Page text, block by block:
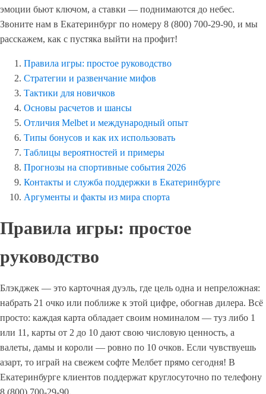
эмоции бьют ключом, а ставки — поднимаются до небес.
Звоните нам в Екатеринбург по номеру 8 (800) 700-29-90, и мы
расскажем, как с пустяка выйти на профит!
Правила игры: простое руководство
Стратегии и развенчание мифов
Тактики для новичков
Основы расчетов и шансы
Отличия Melbet и международный опыт
Типы бонусов и как их использовать
Таблицы вероятностей и примеры
Прогнозы на спортивные события 2026
Контакты и служба поддержки в Екатеринбурге
Аргументы и факты из мира спорта
Правила игры: простое
руководство
Блэкджек — это карточная дуэль, где цель одна и непреложная:
набрать 21 очко или поближе к этой цифре, обогнав дилера. Всё
просто: каждая карта обладает своим номиналом — туз либо 1
или 11, карты от 2 до 10 дают свою числовую ценность, а
валеты, дамы и короли — ровно по 10 очков. Если чувствуешь
азарт, то играй на свежем софте Мелбет прямо сегодня! В
Екатеринбурге клиентов поддержат круглосуточно по телефону
8 (800) 700-29-90.